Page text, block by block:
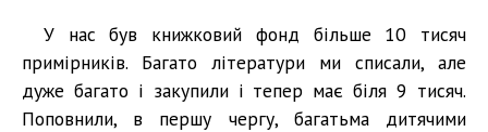
У нас був книжковий фонд більше 10 тисяч
примірників. Багато літератури ми списали, але
дуже багато і закупили і тепер має біля 9 тисяч.
Поповнили, в першу чергу, багатьма дитячими